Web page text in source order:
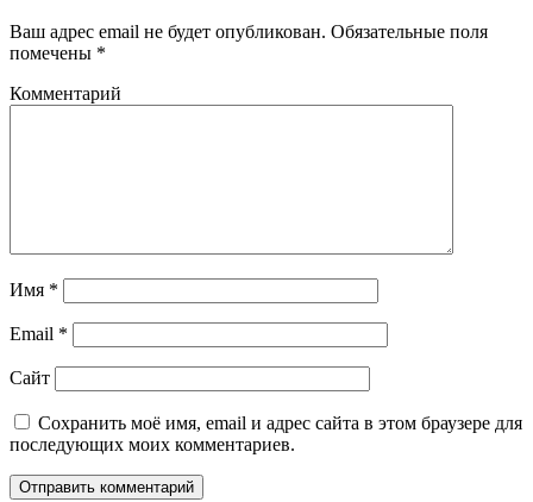
Ваш адрес email не будет опубликован. Обязательные поля
помечены *
Комментарий
Имя *
Email *
Сайт
Сохранить моё имя, email и адрес сайта в этом браузере для
последующих моих комментариев.